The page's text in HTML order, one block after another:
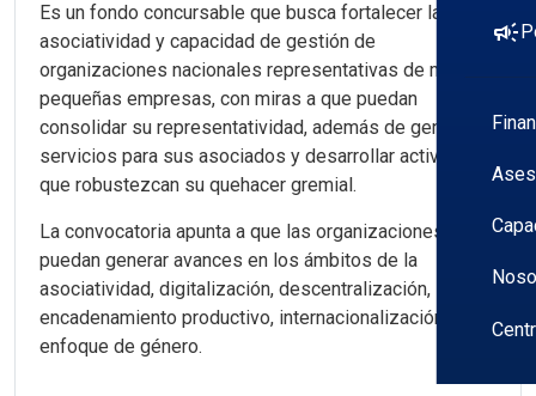
campaign
Es un fondo concursable que busca fortalecer la
asociatividad y capacidad de gestión de
organizaciones nacionales representativas de micro y
pequeñas empresas, con miras a que puedan
consolidar su representatividad, además de generar
servicios para sus asociados y desarrollar actividades
que robustezcan su quehacer gremial.
La convocatoria apunta a que las organizaciones
puedan generar avances en los ámbitos de la
asociatividad, digitalización, descentralización,
encadenamiento productivo, internacionalización o
enfoque de género.